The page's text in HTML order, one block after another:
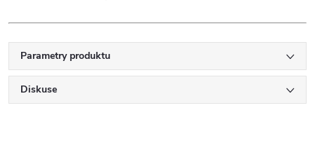
Parametry produktu
Diskuse